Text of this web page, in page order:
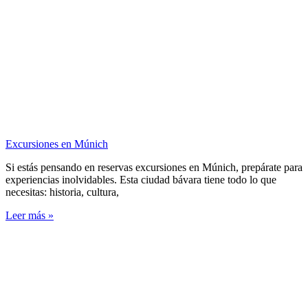
Excursiones en Múnich
Si estás pensando en reservas excursiones en Múnich, prepárate para
experiencias inolvidables. Esta ciudad bávara tiene todo lo que
necesitas: historia, cultura,
Leer más »